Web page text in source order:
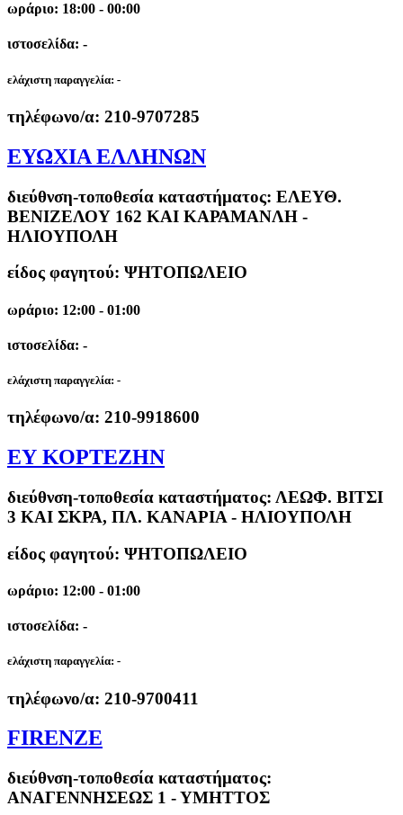
ωράριο: 18:00 - 00:00
ιστοσελίδα: -
ελάχιστη παραγγελία: -
τηλέφωνο/α: 210-9707285
ΕΥΩΧΙΑ ΕΛΛΗΝΩΝ
διεύθνση-τοποθεσία καταστήματος: ΕΛΕΥΘ.
ΒΕΝΙΖΕΛΟΥ 162 ΚΑΙ ΚΑΡΑΜΑΝΛΗ -
ΗΛΙΟΥΠΟΛΗ
είδος φαγητού: ΨΗΤΟΠΩΛΕΙΟ
ωράριο: 12:00 - 01:00
ιστοσελίδα: -
ελάχιστη παραγγελία: -
τηλέφωνο/α: 210-9918600
ΕΥ ΚΟΡΤΕΖΗΝ
διεύθνση-τοποθεσία καταστήματος: ΛΕΩΦ. ΒΙΤΣΙ
3 ΚΑΙ ΣΚΡΑ, ΠΛ. ΚΑΝΑΡΙΑ - ΗΛΙΟΥΠΟΛΗ
είδος φαγητού: ΨΗΤΟΠΩΛΕΙΟ
ωράριο: 12:00 - 01:00
ιστοσελίδα: -
ελάχιστη παραγγελία: -
τηλέφωνο/α: 210-9700411
FIRENZE
διεύθνση-τοποθεσία καταστήματος:
ΑΝΑΓΕΝΝΗΣΕΩΣ 1 - ΥΜΗΤΤΟΣ